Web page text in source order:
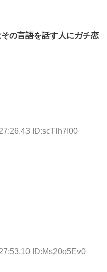
の言語を話す人にガチ恋
ID:scTlh7I00
ID:Ms20o5Ev0